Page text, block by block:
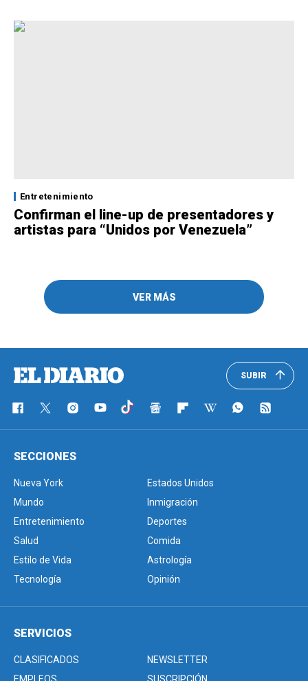
Entretenimiento
Confirman el line-up de presentadores y
artistas para “Unidos por Venezuela”
VER MÁS
SUBIR
SECCIONES
Nueva York
Estados Unidos
Mundo
Inmigración
Entretenimiento
Deportes
Salud
Comida
Estilo de Vida
Astrología
Tecnología
Opinión
SERVICIOS
CLASIFICADOS
NEWSLETTER
EMPLEOS
SUSCRIPCIÓN